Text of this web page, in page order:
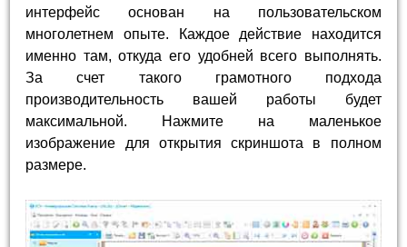
интерфейс основан на пользовательском
многолетнем опыте. Каждое действие находится
именно там, откуда его удобней всего выполнять.
За счет такого грамотного подхода
производительность вашей работы будет
максимальной. Нажмите на маленькое
изображение для открытия скриншота в полном
размере.